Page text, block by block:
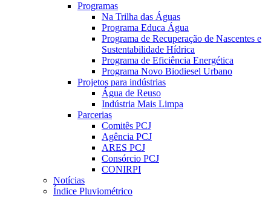
Programas
Na Trilha das Águas
Programa Educa Água
Programa de Recuperação de Nascentes e
Sustentabilidade Hídrica
Programa de Eficiência Energética
Programa Novo Biodiesel Urbano
Projetos para indústrias
Água de Reuso
Indústria Mais Limpa
Parcerias
Comitês PCJ
Agência PCJ
ARES PCJ
Consórcio PCJ
CONIRPI
Notícias
Índice Pluviométrico